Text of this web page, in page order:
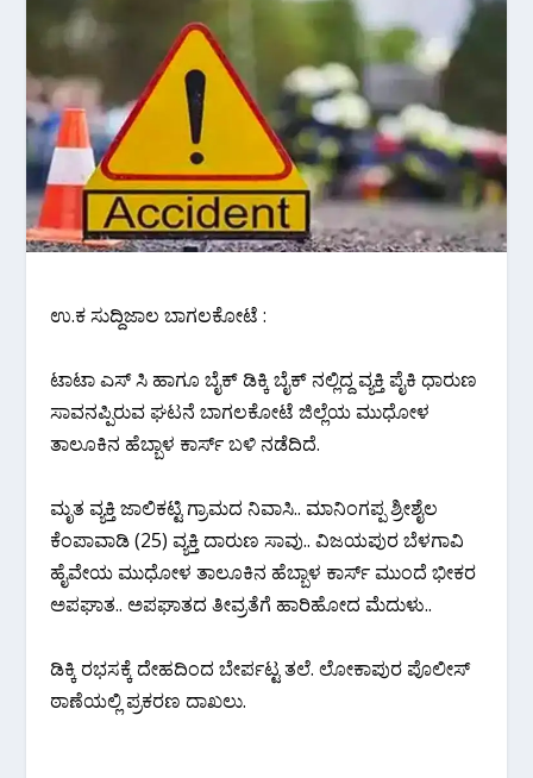
ಉ.ಕ ಸುದ್ದಿಜಾಲ ಬಾಗಲಕೋಟೆ :
ಟಾಟಾ ಎಸ್ ಸಿ ಹಾಗೂ ಬೈಕ್ ಡಿಕ್ಕಿ ಬೈಕ್ ನಲ್ಲಿದ್ದ ವ್ಯಕ್ತಿ ಪೈಕಿ ಧಾರುಣ
ಸಾವನಪ್ಪಿರುವ ಘಟನೆ ಬಾಗಲಕೋಟೆ ಜಿಲ್ಲೆಯ ಮುಧೋಳ
ತಾಲೂಕಿನ ಹೆಬ್ಬಾಳ ಕಾರ್ಸ್ ಬಳಿ ನಡೆದಿದೆ.
ಮೃತ ವ್ಯಕ್ತಿ ಜಾಲಿಕಟ್ಟಿ ಗ್ರಾಮದ ನಿವಾಸಿ.. ಮಾನಿಂಗಪ್ಪ ಶ್ರೀಶೈಲ
ಕೆಂಪಾವಾಡಿ (25) ವ್ಯಕ್ತಿ ದಾರುಣ ಸಾವು.. ವಿಜಯಪುರ ಬೆಳಗಾವಿ
ಹೈವೇಯ ಮುಧೋಳ ತಾಲೂಕಿನ ಹೆಬ್ಬಾಳ ಕಾರ್ಸ್ ಮುಂದೆ ಭೀಕರ
ಅಪಘಾತ.. ಅಪಘಾತದ ತೀವ್ರತೆಗೆ ಹಾರಿಹೋದ ಮೆದುಳು..
ಡಿಕ್ಕಿ ರಭಸಕ್ಕೆ ದೇಹದಿಂದ ಬೇರ್ಪಟ್ಟ ತಲೆ. ಲೋಕಾಪುರ ಪೊಲೀಸ್‌
ಠಾಣೆಯಲ್ಲಿ ಪ್ರಕರಣ ದಾಖಲು.